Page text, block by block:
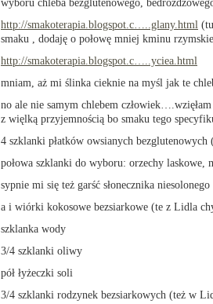
wyboru chleba bezglutenowego,
http://smakoterapia.blogspot.c…..glany.html
smaku , dodaję o połowę mniej kminu
http://smakoterapia.blogspot.c…..yciea.html
mniam, aż mi ślinka cieknie na myśl jak te
no ale nie samym chlebem
z więlką przyjemnością bo smaku tego
4 szklanki płatków owsianych
połowa szklanki do wyboru: orzechy laskowe,
sypnie mi się też garść słonecznika niesolonego
a i wiórki kokosowe bezsiarkowe (te z Lidla
szklanka wody
3/4 szklanki oliwy
pół łyżeczki soli
3/4 szklanki rodzynek bezsiarkowych (też w